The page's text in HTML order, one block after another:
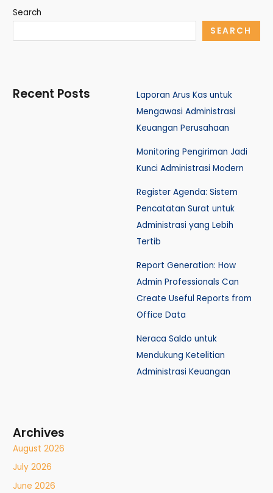
Search
SEARCH
Recent Posts
Laporan Arus Kas untuk
Mengawasi Administrasi
Keuangan Perusahaan
Monitoring Pengiriman Jadi
Kunci Administrasi Modern
Register Agenda: Sistem
Pencatatan Surat untuk
Administrasi yang Lebih
Tertib
Report Generation: How
Admin Professionals Can
Create Useful Reports from
Office Data
Neraca Saldo untuk
Mendukung Ketelitian
Administrasi Keuangan
Archives
August 2026
July 2026
June 2026